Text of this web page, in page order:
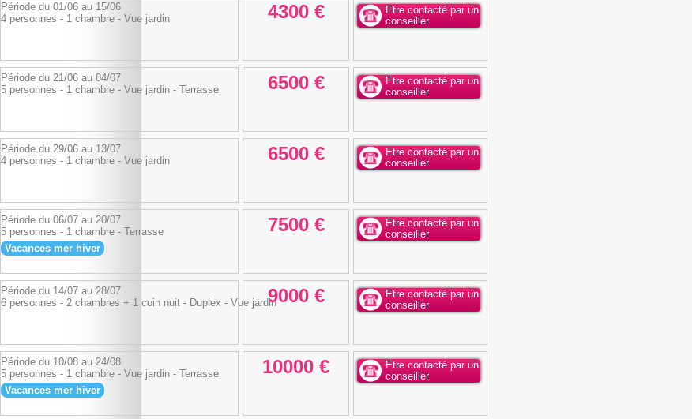
Période du 01/06 au 15/06
4 personnes - 1 chambre - Vue jardin
4300 €
Etre contacté par un
conseiller
Période du 21/06 au 04/07
5 personnes - 1 chambre - Vue jardin - Terrasse
6500 €
Etre contacté par un
conseiller
Période du 29/06 au 13/07
4 personnes - 1 chambre - Vue jardin
6500 €
Etre contacté par un
conseiller
Période du 06/07 au 20/07
5 personnes - 1 chambre - Terrasse
Vacances mer hiver
7500 €
Etre contacté par un
conseiller
Période du 14/07 au 28/07
6 personnes - 2 chambres + 1 coin nuit - Duplex - Vue jardin9000 €
Etre contacté par un
conseiller
Période du 10/08 au 24/08
5 personnes - 1 chambre - Vue jardin - Terrasse
Vacances mer hiver
10000 €
Etre contacté par un
conseiller